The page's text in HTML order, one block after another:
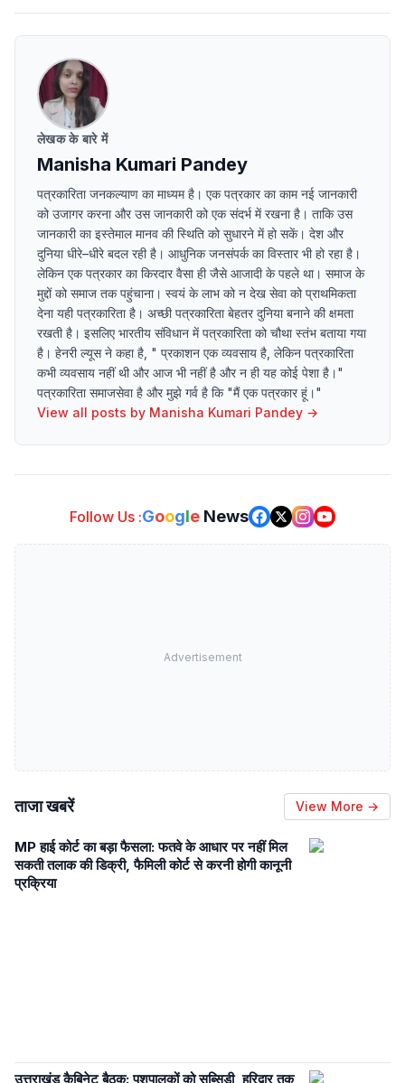
लेखक के बारे में
Manisha Kumari Pandey
पत्रकारिता जनकल्याण का माध्यम है। एक पत्रकार का काम नई जानकारी
को उजागर करना और उस जानकारी को एक संदर्भ में रखना है। ताकि उस
जानकारी का इस्तेमाल मानव की स्थिति को सुधारने में हो सकें। देश और
दुनिया धीरे–धीरे बदल रही है। आधुनिक जनसंपर्क का विस्तार भी हो रहा है।
लेकिन एक पत्रकार का किरदार वैसा ही जैसे आजादी के पहले था। समाज के
मुद्दों को समाज तक पहुंचाना। स्वयं के लाभ को न देख सेवा को प्राथमिकता
देना यही पत्रकारिता है। अच्छी पत्रकारिता बेहतर दुनिया बनाने की क्षमता
रखती है। इसलिए भारतीय संविधान में पत्रकारिता को चौथा स्तंभ बताया गया
है। हेनरी ल्यूस ने कहा है, " प्रकाशन एक व्यवसाय है, लेकिन पत्रकारिता
कभी व्यवसाय नहीं थी और आज भी नहीं है और न ही यह कोई पेशा है।"
पत्रकारिता समाजसेवा है और मुझे गर्व है कि "मैं एक पत्रकार हूं।"
View all posts by Manisha Kumari Pandey →
Follow Us :Google News
Advertisement
ताजा खबरें View More →
MP हाई कोर्ट का बड़ा फैसला: फतवे के आधार पर नहीं मिल
सकती तलाक की डिक्री, फैमिली कोर्ट से करनी होगी कानूनी
प्रक्रिया
उत्तराखंड कैबिनेट बैठक: पशुपालकों को सब्सिडी, हरिद्वार तक